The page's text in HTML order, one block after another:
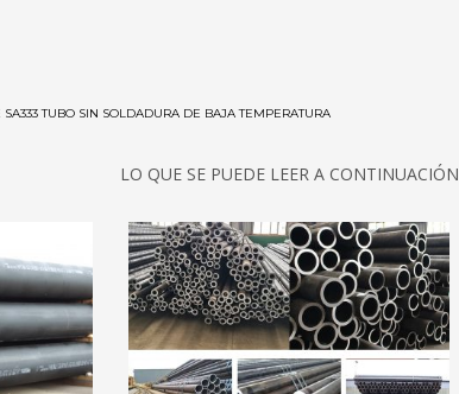
SA333 TUBO SIN SOLDADURA DE BAJA TEMPERATURA
LO QUE SE PUEDE LEER A CONTINUACIÓN